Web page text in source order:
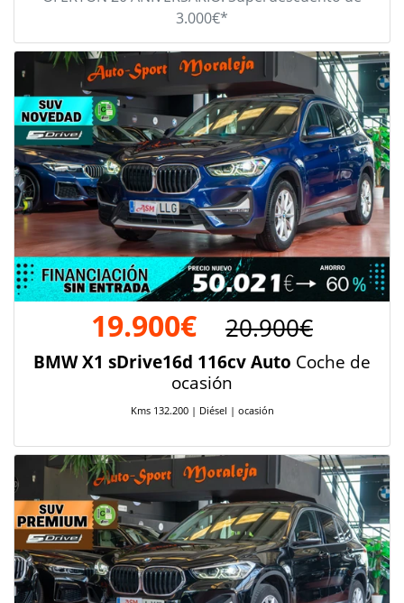
3.000€*
19.900€ 20.900€
BMW X1 sDrive16d 116cv Auto Coche de
ocasión
Kms 132.200 | Diésel | ocasión